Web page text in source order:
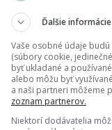
Ďalšie informácie
Vaše osobné údaje
(súbory cookie,
byť ukladané a
alebo môžu byť
a naši partneri môžeme
zoznam partnerov.
Niektorí dodávatelia